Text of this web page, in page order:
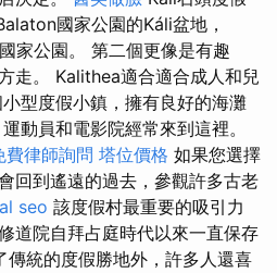
國家公園的Káli盆地，
家公園。 第二個更像是有趣
走。 Kalithea適合適合成人和兒
型度假小鎮，擁有良好的海灘
動員和電影院經常來到這裡。
費律師詢問 塔位價格 如果您選擇
回到遙遠的過去，參觀許多古老
seo 該度假村最重要的吸引力
道院自拜占庭時代以來一直保存
傳統的度假勝地外，許多人還喜